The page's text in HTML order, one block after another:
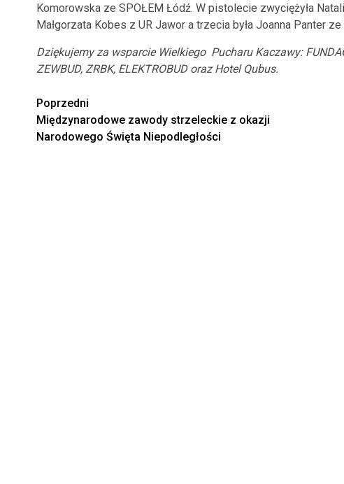
Komorowska ze SPOŁEM Łódź. W pistolecie zwyciężyła
Małgorzata Kobes z UR Jawor a trzecia była Joanna Panter
Dziękujemy za wsparcie Wielkiego Pucharu Kaczawy:
ZEWBUD, ZRBK, ELEKTROBUD oraz Hotel Qubus.
Zobacz
wpisy
Poprzedni
Międzynarodowe zawody strzeleckie z okazji
Narodowego Święta Niepodległości